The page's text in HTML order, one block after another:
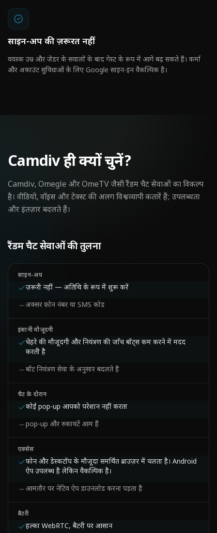
साइन-अप की ज़रूरत नहीं
वयस्क उम्र और जेंडर के सवालों के बाद गेस्ट के रूप में आगे बढ़ सकते हैं। कर्मा
और अकाउंट सुविधाओं के लिए Google साइन-इन वैकल्पिक है।
Camdiv ही क्यों चुनें?
Camdiv, Omegle और OmeTV जैसी रैंडम चैट सेवाओं का विकल्प
है। वीडियो, वॉइस और टेक्स्ट की अलग विश्वव्यापी कतारें हैं; उपलब्धता
और इंतज़ार बदलते हैं।
रैंडम चैट सेवाओं की तुलना
साइन-अप
ज़रूरी नहीं — अतिथि के रूप में शुरू करें
अक्सर फ़ोन नंबर या SMS कोड
इंसानी मौजूदगी
चेहरे की मौजूदगी और नियंत्रण की जाँच बॉट्स कम करने में मदद
करती है
बॉट नियंत्रण सेवा के अनुसार बदलते हैं
चैट के दौरान
कोई pop-up आपको परेशान नहीं करता
pop-up और रुकावटें आम हैं
एक्सेस
फोन और डेस्कटॉप के मौजूदा समर्थित ब्राउज़र में चलता है। Android
ऐप उपलब्ध है लेकिन वैकल्पिक है।
आमतौर पर नेटिव ऐप डाउनलोड करना पड़ता है
बैटरी
हल्का WebRTC, बैटरी पर आसान